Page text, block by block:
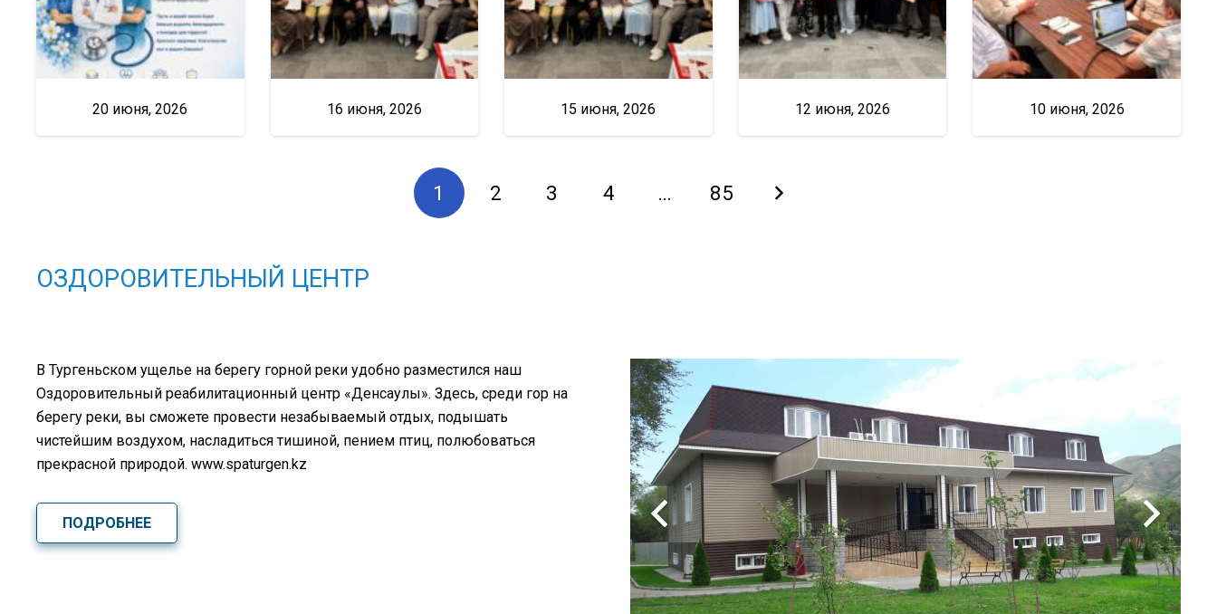
20 июня, 2026 16 июня, 2026 15 июня, 2026 12 июня, 2026 10 июня, 2026
1 2 3 4 … 85
ОЗДОРОВИТЕЛЬНЫЙ ЦЕНТР
В Тургеньском ущелье на берегу горной реки удобно разместился наш
Оздоровительный реабилитационный центр «Денсаулық». Здесь, среди гор на
берегу реки, вы сможете провести незабываемый отдых, подышать
чистейшим воздухом, насладиться тишиной, пением птиц, полюбоваться
прекрасной природой. www.spaturgen.kz
ПОДРОБНЕЕ